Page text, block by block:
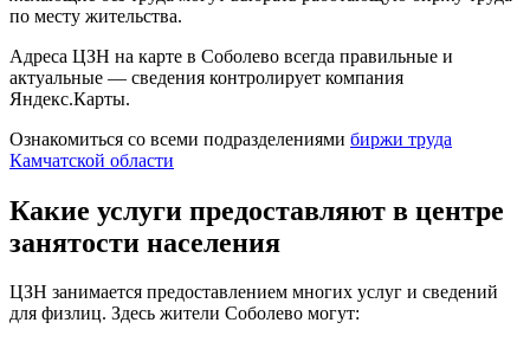
по месту жительства.
Адреса ЦЗН на карте в Соболево всегда правильные и
актуальные — сведения контролирует компания
Яндекс.Карты.
Ознакомиться со всеми подразделениями биржи труда
Камчатской области
Какие услуги предоставляют в центре
занятости населения
ЦЗН занимается предоставлением многих услуг и сведений
для физлиц. Здесь жители Соболево могут: